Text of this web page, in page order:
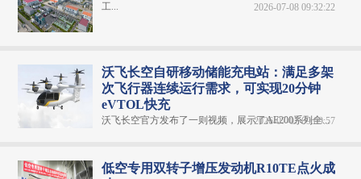
工...
2026-07-08 09:32:22
沃飞长空自研移动储能充电站：满足多架
次飞行器连续运行需求，可实现20分钟
eVTOL快充
沃飞长空官方发布了一则视频，展示了AE200系列全...
2026-07-07 09:09:57
低空专用双转子增压发动机R10TE点火成